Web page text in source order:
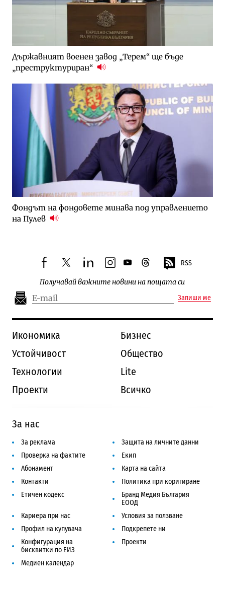
Държавният военен завод „Терем“ ще бъде
„преструктуриран“
Фондът на фондовете минава под управлението
на Пулев
facebooktwitterlinkedininstagram
youtubethreads RSS
Получавай важните новини на пощата си
Запиши ме
Икономика
Бизнес
Устойчивост
Общество
Технологии
Lite
Проекти
Всичко
За нас
За реклама
Защита на личните данни
Проверка на фактите
Екип
Абонамент
Карта на сайта
Контакти
Политика при коригиране
Етичен кодекс
Бранд Медия България
ЕООД
Кариера при нас
Условия за ползване
Профил на купувача
Подкрепете ни
Конфигурация на
бисквитки по ЕИЗ
Проекти
Медиен календар